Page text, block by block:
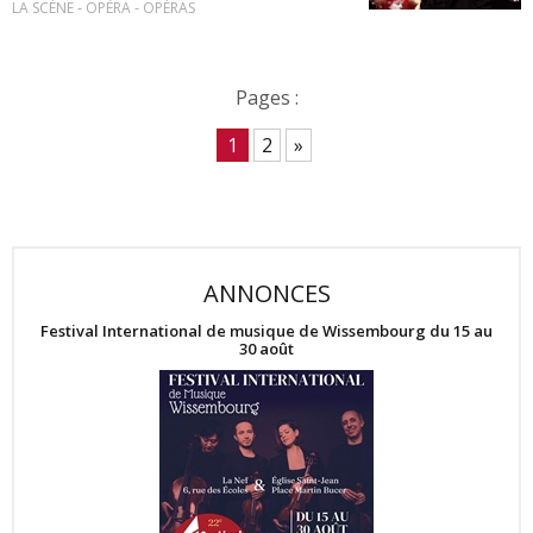
LA SCÈNE- OPÉRA- OPÉRAS
Pages :
1
2 »
ANNONCES
Festival International de musique de Wissembourg du 15 au
30 août